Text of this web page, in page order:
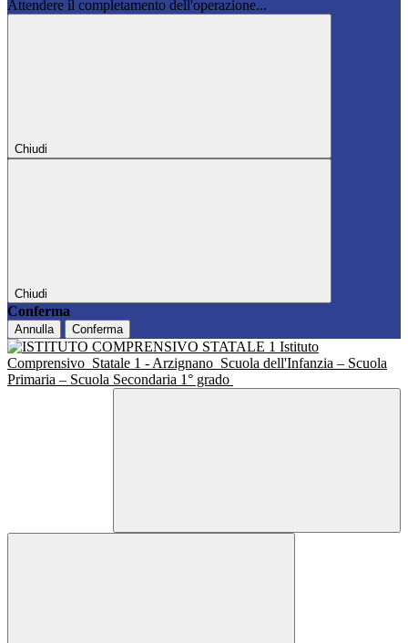
Attendere il completamento dell'operazione...
Chiudi
Chiudi
Conferma
Annulla Conferma
Istituto
Comprensivo Statale 1 - Arzignano Scuola dell'Infanzia – Scuola
Primaria – Scuola Secondaria 1° grado